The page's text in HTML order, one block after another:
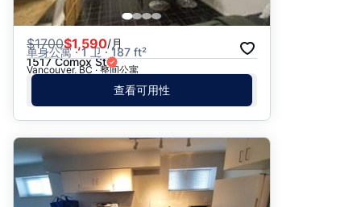
$1700$1,590/月
单身公寓 · 1 卫 · 187 ft²
1517 Comox St
Vancouver, BC · 整间公寓
查看可用性